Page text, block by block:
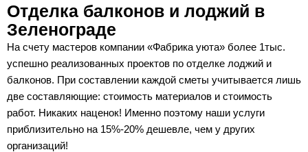
Отделка балконов и лоджий в
Зеленограде
На счету мастеров компании «Фабрика уюта» более 1тыс.
успешно реализованных проектов по отделке лоджий и
балконов. При составлении каждой сметы учитывается лишь
две составляющие: стоимость материалов и стоимость
работ. Никаких наценок! Именно поэтому наши услуги
приблизительно на 15%-20% дешевле, чем у других
организаций!